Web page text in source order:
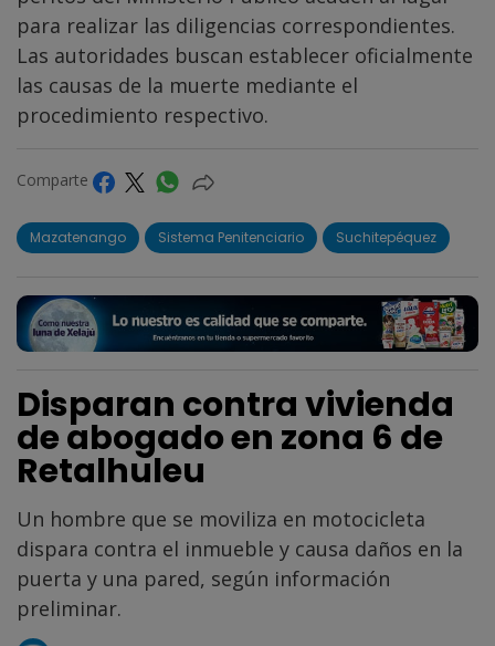
para realizar las diligencias correspondientes.
Las autoridades buscan establecer oficialmente
las causas de la muerte mediante el
procedimiento respectivo.
Comparte
Mazatenango Sistema Penitenciario Suchitepéquez
Disparan contra vivienda
de abogado en zona 6 de
Retalhuleu
Un hombre que se moviliza en motocicleta
dispara contra el inmueble y causa daños en la
puerta y una pared, según información
preliminar.